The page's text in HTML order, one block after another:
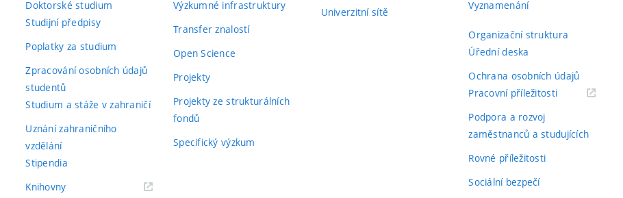
Doktorské studium
Studijní předpisy
Poplatky za studium
Zpracování osobních údajů
studentů
Studium a stáže v zahraničí
Uznání zahraničního
vzdělání
Stipendia
Knihovny(externí
Výzkumné infrastruktury
Transfer znalostí
Open Science
Projekty
Projekty ze strukturálních
fondů
Specifický výzkum
Univerzitní sítě
Vyznamenání
Organizační struktura
Úřední deska
Ochrana osobních údajů
Pracovní příležitosti(externí
Podpora a rozvoj
zaměstnanců a studujících
Rovné příležitosti
Sociální bezpečí